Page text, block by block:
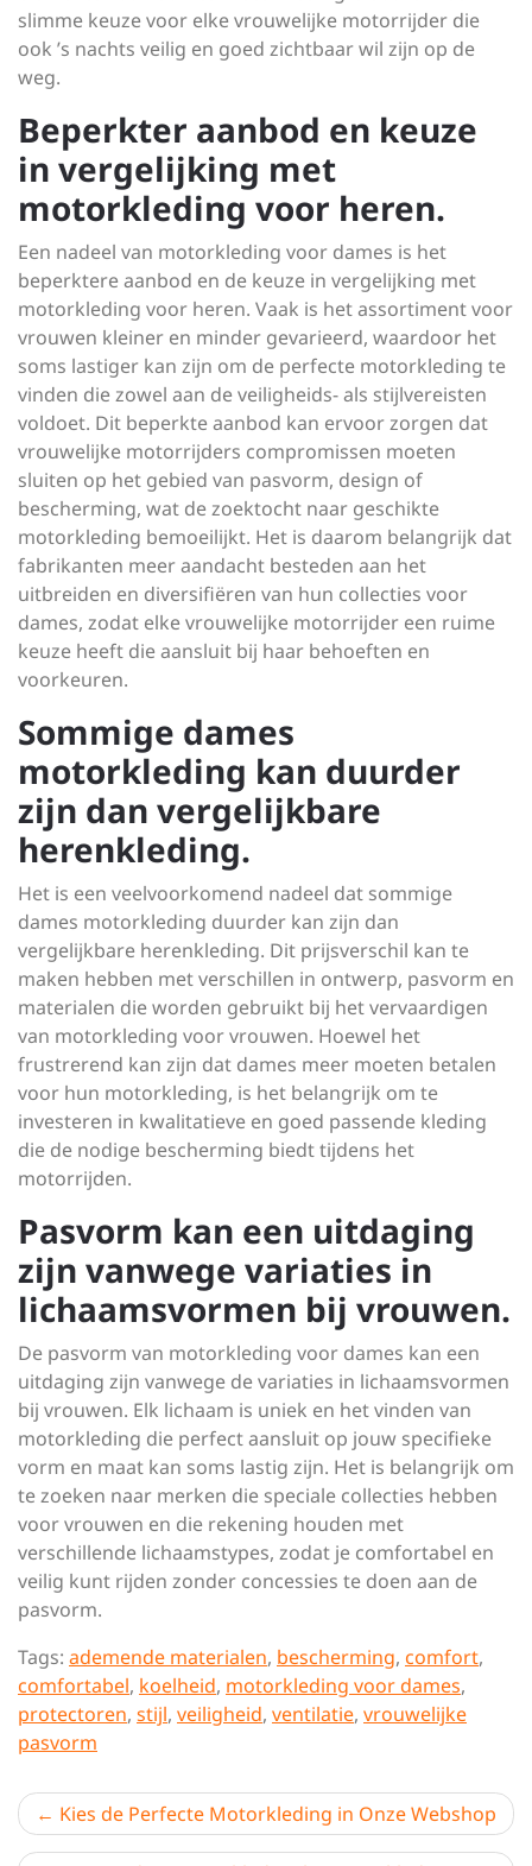
slimme keuze voor elke vrouwelijke motorrijder die
ook ’s nachts veilig en goed zichtbaar wil zijn op de
weg.
Beperkter aanbod en keuze
in vergelijking met
motorkleding voor heren.
Een nadeel van motorkleding voor dames is het
beperktere aanbod en de keuze in vergelijking met
motorkleding voor heren. Vaak is het assortiment voor
vrouwen kleiner en minder gevarieerd, waardoor het
soms lastiger kan zijn om de perfecte motorkleding te
vinden die zowel aan de veiligheids- als stijlvereisten
voldoet. Dit beperkte aanbod kan ervoor zorgen dat
vrouwelijke motorrijders compromissen moeten
sluiten op het gebied van pasvorm, design of
bescherming, wat de zoektocht naar geschikte
motorkleding bemoeilijkt. Het is daarom belangrijk dat
fabrikanten meer aandacht besteden aan het
uitbreiden en diversifiëren van hun collecties voor
dames, zodat elke vrouwelijke motorrijder een ruime
keuze heeft die aansluit bij haar behoeften en
voorkeuren.
Sommige dames
motorkleding kan duurder
zijn dan vergelijkbare
herenkleding.
Het is een veelvoorkomend nadeel dat sommige
dames motorkleding duurder kan zijn dan
vergelijkbare herenkleding. Dit prijsverschil kan te
maken hebben met verschillen in ontwerp, pasvorm en
materialen die worden gebruikt bij het vervaardigen
van motorkleding voor vrouwen. Hoewel het
frustrerend kan zijn dat dames meer moeten betalen
voor hun motorkleding, is het belangrijk om te
investeren in kwalitatieve en goed passende kleding
die de nodige bescherming biedt tijdens het
motorrijden.
Pasvorm kan een uitdaging
zijn vanwege variaties in
lichaamsvormen bij vrouwen.
De pasvorm van motorkleding voor dames kan een
uitdaging zijn vanwege de variaties in lichaamsvormen
bij vrouwen. Elk lichaam is uniek en het vinden van
motorkleding die perfect aansluit op jouw specifieke
vorm en maat kan soms lastig zijn. Het is belangrijk om
te zoeken naar merken die speciale collecties hebben
voor vrouwen en die rekening houden met
verschillende lichaamstypes, zodat je comfortabel en
veilig kunt rijden zonder concessies te doen aan de
pasvorm.
Tags: ademende materialen, bescherming, comfort,
comfortabel, koelheid, motorkleding voor dames,
protectoren, stijl, veiligheid, ventilatie, vrouwelijke
pasvorm
Berichtnavigatie
Kies de Perfecte Motorkleding in Onze Webshop